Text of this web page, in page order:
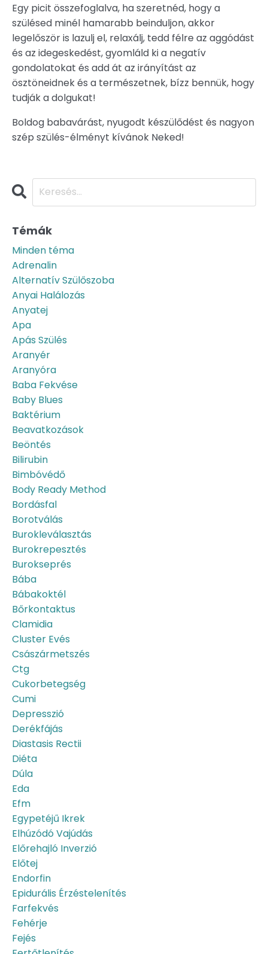
Egy picit összefoglalva, ha szeretnéd, hogy a
szülésed minél hamarabb beinduljon, akkor
legelőször is lazulj el, relaxálj, tedd félre az aggódást
és az idegeskedést, gyomláld ki a negatív
gondolatokat és add át az irányítást az
ösztöneidnek és a természetnek, bízz bennük, hogy
tudják a dolgukat!
Boldog babavárást, nyugodt készülődést és nagyon
szép szülés-élményt kívánok Neked!
Témák
Minden téma
Adrenalin
Alternatív Szülőszoba
Anyai Halálozás
Anyatej
Apa
Apás Szülés
Aranyér
Aranyóra
Baba Fekvése
Baby Blues
Baktérium
Beavatkozások
Beöntés
Bilirubin
Bimbóvédő
Body Ready Method
Bordásfal
Borotválás
Burokleválasztás
Burokrepesztés
Burokseprés
Bába
Bábakoktél
Bőrkontaktus
Clamidia
Cluster Evés
Császármetszés
Ctg
Cukorbetegség
Cumi
Depresszió
Derékfájás
Diastasis Rectii
Diéta
Dúla
Eda
Efm
Egypetéjű Ikrek
Elhúzódó Vajúdás
Előrehajló Inverzió
Előtej
Endorfin
Epidurális Érzéstelenítés
Farfekvés
Fehérje
Fejés